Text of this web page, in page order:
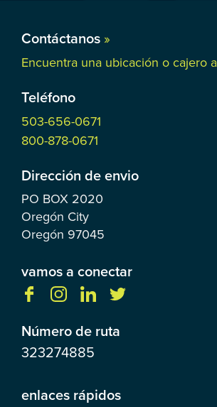
Contáctanos »
Encuentra una ubicación o cajero
Teléfono
503-656-0671
800-878-0671
Dirección de envio
PO BOX 2020
Oregón City
Oregón 97045
vamos a conectar
Número de ruta
323274885
enlaces rápidos